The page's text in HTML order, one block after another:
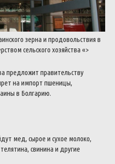
зерна и продовольствия в
сельского хозяйства «>
предложит правительству
на импорт пшеницы,
в Болгарию.
мед, сырое и сухое молоко,
телятина, свинина и другие